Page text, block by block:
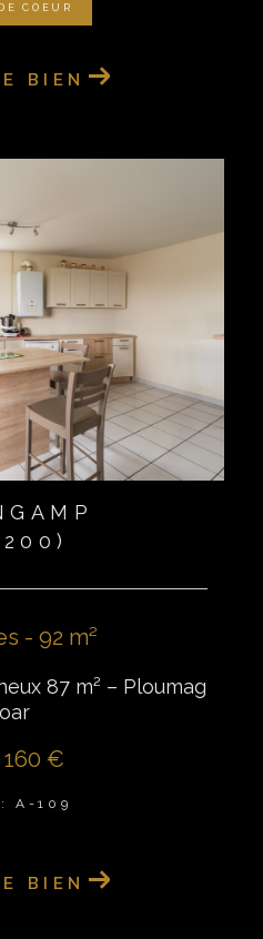
COEUR
BIEN
- 92 m²
87 m² – Ploumag
oar
160 €
: A-109
BIEN